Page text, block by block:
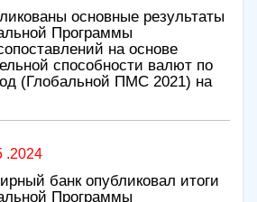
основные результаты
Программы
на основе
способности валют по
(Глобальной ПМС 2021) на
.2024
банк опубликовал итоги
Программы